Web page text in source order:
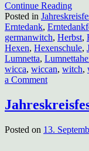
Continue Reading
Posted in
Erntedank,
germanwitch, Herbst,
Hexen, Hexenschule,
Lumnetta,
wicca, wiccan, witch,
a Commenton
Posted on 13.